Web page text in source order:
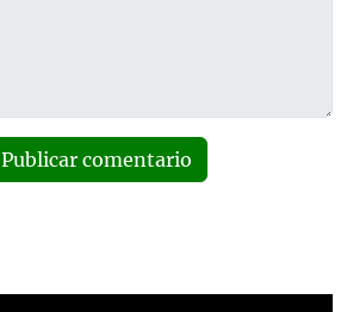
Publicar comentario